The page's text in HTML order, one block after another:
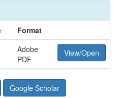
Format
Adobe
PDF
View/Open
Google Scholar